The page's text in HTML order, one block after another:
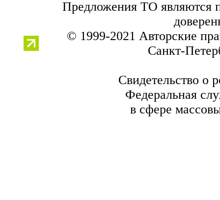
Предложения ТО являются
© 1999-2021 Авторские
Санкт-
Свидетельство
Федеральная
в сфере